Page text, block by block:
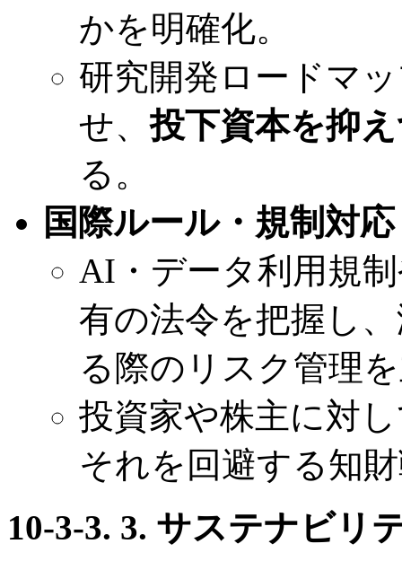
かを明確化。
研究開発ロードマ
せ、投下資本を抑
る。
国際ルール・規制対応
AI・データ利用規
有の法令を把握し
る際のリスク管理
投資家や株主に対
それを回避する知
10-3-3. 3. サステナビリ